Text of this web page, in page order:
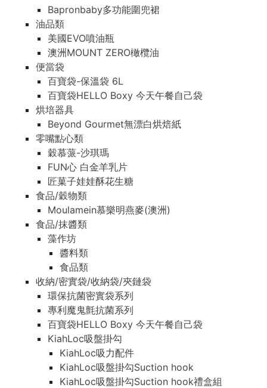
Bapronbaby多功能圍兜裙
油品類
美國EVO噴油瓶
澳洲MOUNT ZERO橄欖油
便當袋
百寶袋-保溫袋 6L
百寶袋HELLO Boxy 今天午餐自己袋
烘培器具
Beyond Gourmet無漂白烘焙紙
零嘴點心類
穀慕蒎-沙琪瑪
FUN心 白金羊乳片
匠菓子娃娃酥花生糖
食品/穀物類
Moulamein慕樂明燕麥(澳洲)
食品/抹醬類
藻作坊
醬料類
食品類
收納/密實袋/收納袋/夾鏈袋
環保抗菌密實袋系列
專利魔鬼氈抗菌系列
百寶袋HELLO Boxy 今天午餐自己袋
KiahLoc吸盤掛勾
KiahLoc吸力配件
KiahLoc吸盤掛勾Suction hook
KiahLoc吸盤掛勾Suction hook禮盒組